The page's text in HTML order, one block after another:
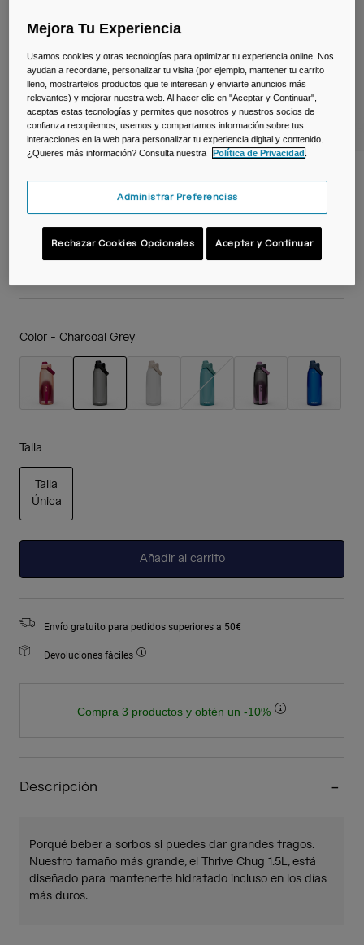
Bolsas Bici
Bolsas Hidratación
Accessorios
Ver todo
Botella Thrive™ Chug 1,5 L – Tritan™
N.º de artículo38664-028-OS
Price reduced from
to
Color - Charcoal Grey
Talla
Talla
Única
Añadir al carrito
Envío gratuito para pedidos superiores a 50€
Devoluciones fáciles
Compra 3 productos y obtén un -10%
Descripción
Porqué beber a sorbos si puedes dar grandes tragos.
Nuestro tamaño más grande, el Thrive Chug 1.5L, está
diseñado para mantenerte hidratado incluso en los días
más duros.
Mejora Tu Experiencia
Usamos cookies y otras tecnologías para optimizar tu experiencia online. Nos
ayudan a recordarte, personalizar tu visita (por ejemplo, mantener tu carrito
lleno, mostrartelos productos que te interesan y enviarte anuncios más
relevantes) y mejorar nuestra web. Al hacer clic en "Aceptar y Continuar",
aceptas estas tecnologías y permites que nosotros y nuestros socios de
confianza recopilemos, usemos y compartamos información sobre tus
interacciones en la web para personalizar tu experiencia digital y contenido.
¿Quieres más información? Consulta nuestra
Política de Privacidad
Administrar Preferencias
Rechazar Cookies Opcionales Aceptar y Continuar